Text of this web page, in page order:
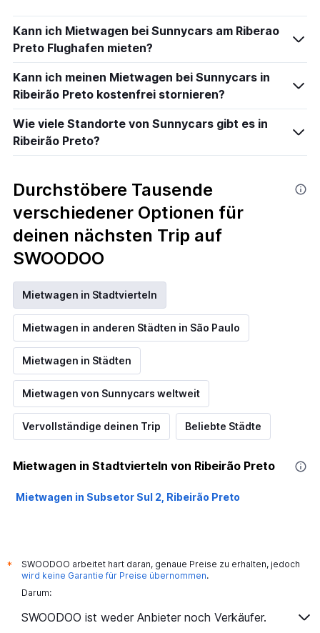
Kann ich Mietwagen bei Sunnycars am Riberao
Preto Flughafen mieten?
Kann ich meinen Mietwagen bei Sunnycars in
Ribeirão Preto kostenfrei stornieren?
Wie viele Standorte von Sunnycars gibt es in
Ribeirão Preto?
Durchstöbere Tausende
verschiedener Optionen für
deinen nächsten Trip auf
SWOODOO
Mietwagen in Stadtvierteln
Mietwagen in anderen Städten in São Paulo
Mietwagen in Städten
Mietwagen von Sunnycars weltweit
Vervollständige deinen Trip Beliebte Städte
Mietwagen in Stadtvierteln von Ribeirão Preto
Mietwagen in Subsetor Sul 2, Ribeirão Preto
*
SWOODOO arbeitet hart daran, genaue Preise zu erhalten, jedoch
wird keine Garantie für Preise übernommen.
Darum:
SWOODOO ist weder Anbieter noch Verkäufer.